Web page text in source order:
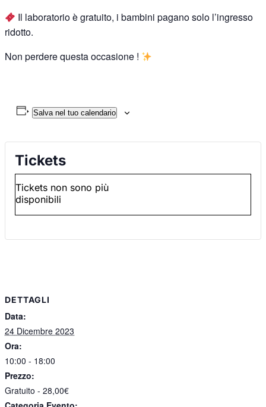
Il laboratorio è gratuito, i bambini pagano solo l’ingresso
ridotto.
Non perdere questa occasione !
Salva nel tuo calendario
DETTAGLI
Data:
24 Dicembre 2023
Ora:
10:00 - 18:00
Prezzo:
Gratuito - 28,00€
Tickets
Tickets non sono più
disponibili